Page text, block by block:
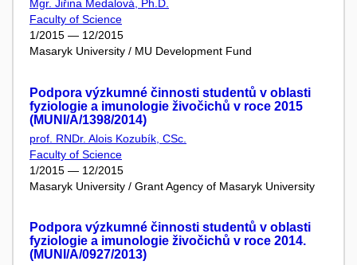
Mgr. Jiřina Medalová, Ph.D.
Faculty of Science
1/2015 — 12/2015
Masaryk University / MU Development Fund
Podpora výzkumné činnosti studentů v oblasti
fyziologie a imunologie živočichů v roce 2015
(MUNI/A/1398/2014)
prof. RNDr. Alois Kozubík, CSc.
Faculty of Science
1/2015 — 12/2015
Masaryk University / Grant Agency of Masaryk University
Podpora výzkumné činnosti studentů v oblasti
fyziologie a imunologie živočichů v roce 2014.
(MUNI/A/0927/2013)